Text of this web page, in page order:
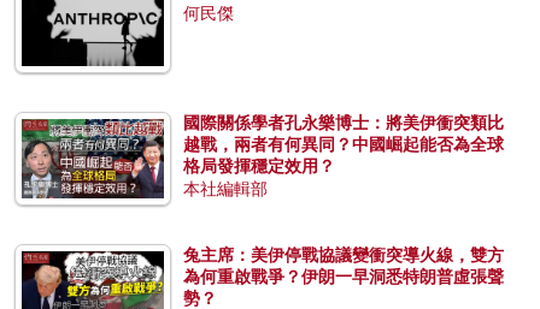
何民傑
國際關係學者孔永樂博士：將美伊衝突類比
越戰，兩者有何異同？中國崛起能否為全球
格局發揮穩定效用？
本社編輯部
兔主席：美伊停戰協議變衝突導火線，雙方
為何重啟戰爭？伊朗一早洞悉特朗普虛張聲
勢？